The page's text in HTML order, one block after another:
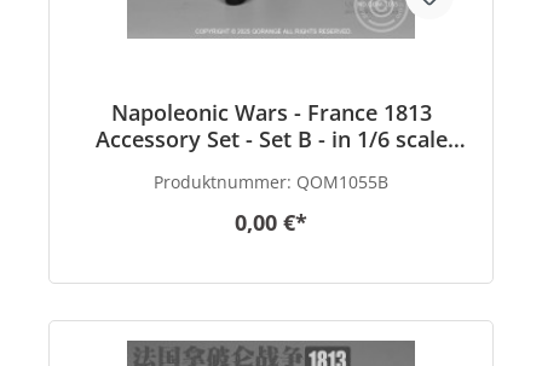
Napoleonic Wars - France 1813
Accessory Set - Set B - in 1/6 scale
Produktnummer: QOM1055B
0,00 €*